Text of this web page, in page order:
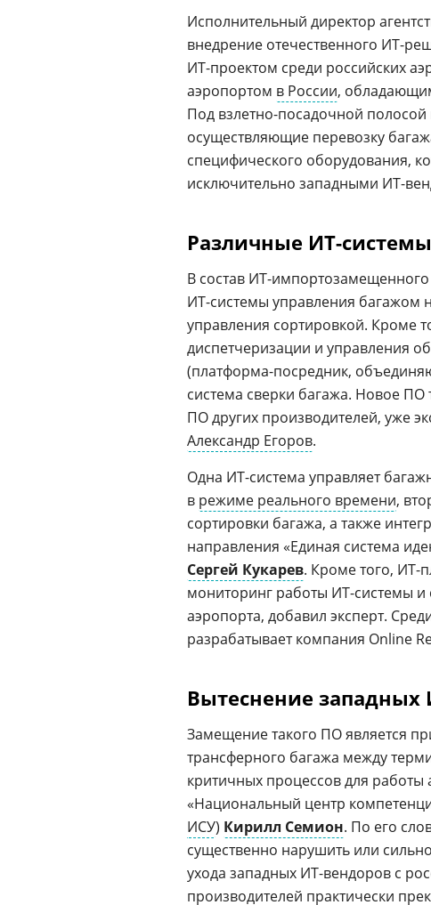
Исполнительный директор
внедрение отечественного ИТ-
ИТ-проектом среди российских
аэропортом в России,
Под взлетно-посадочной
осуществляющие перевозку
специфического оборудования,
исключительно западными ИТ-
Различные ИТ-системы
В состав ИТ-
ИТ-системы управления
управления сортировкой. Кроме
диспетчеризации и управления
(платформа-посредник,
система сверки багажа. Новое
ПО других производителей, уже
Александр Егоров.
Одна ИТ-система управляет
в режиме реального времени,
сортировки багажа, а также
направления «Единая система
Сергей Кукарев. Кроме того, ИТ-
мониторинг работы ИТ-системы
аэропорта, добавил эксперт.
разрабатывает компания Online
Вытеснение западных
Замещение такого ПО является
трансферного багажа между
критичных процессов для
«Национальный центр
ИСУ) Кирилл Семион. По его
существенно нарушить или
ухода западных ИТ-вендоров с
производителей практически